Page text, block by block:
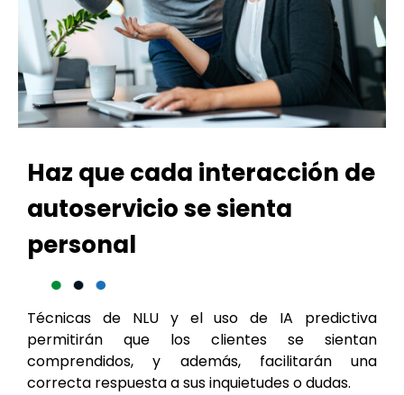
Haz que cada interacción de
autoservicio se sienta
personal
Técnicas de NLU y el uso de IA predictiva
permitirán que los clientes se sientan
comprendidos, y además, facilitarán una
correcta respuesta a sus inquietudes o dudas.